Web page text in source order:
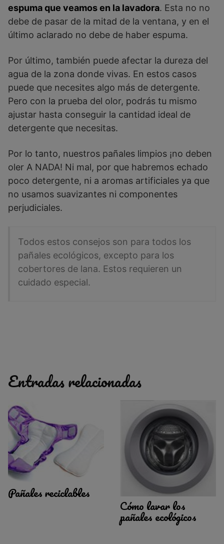
espuma que veamos en la lavadora. Esta no no
debe de pasar de la mitad de la ventana, y en el
último aclarado no debe de haber espuma.
Por último, también puede afectar la dureza del
agua de la zona donde vivas. En estos casos
puede que necesites algo más de detergente.
Pero con la prueba del olor, podrás tu mismo
ajustar hasta conseguir la cantidad ideal de
detergente que necesitas.
Por lo tanto, nuestros pañales limpios ¡no deben
oler A NADA! Ni mal, por que habremos echado
poco detergente, ni a aromas artificiales ya que
no usamos suavizantes ni componentes
perjudiciales.
Todos estos consejos son para todos los
pañales ecológicos, excepto para los
cobertores de lana. Estos requieren un
cuidado especial.
Entradas relacionadas
Pañales reciclables
Cómo lavar los
pañales ecológicos